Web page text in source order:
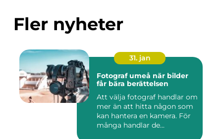
Fler nyheter
31. jan
Fotograf umeå när bilder
får bära berättelsen
Att välja fotograf handlar om
mer än att hitta någon som
kan hantera en kamera. För
många handlar de...